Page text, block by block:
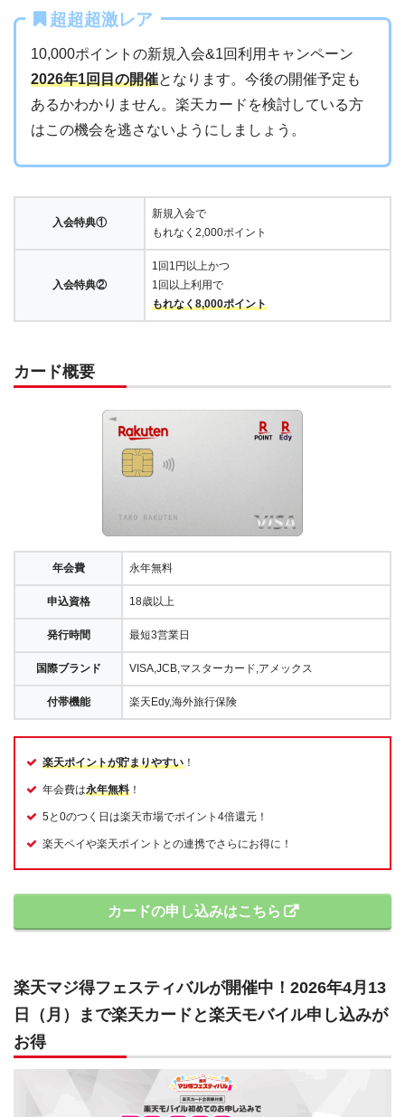
超超超激レア
10,000ポイントの新規入会&1回利用キャンペーン
2026年1回目の開催となります。今後の開催予定も
あるかわかりません。楽天カードを検討している方
はこの機会を逃さないようにしましょう。
入会特典①
新規入会で
もれなく2,000ポイント
入会特典②
1回1円以上かつ
1回以上利用で
もれなく8,000ポイント
カード概要
年会費 永年無料
申込資格 18歳以上
発行時間 最短3営業日
国際ブランド VISA,JCB,マスターカード,アメックス
付帯機能 楽天Edy,海外旅行保険
楽天ポイントが貯まりやすい ！
年会費は永年無料 ！
5と0のつく日は楽天市場でポイント4倍還元！
楽天ペイや楽天ポイントとの連携でさらにお得に！
カードの申し込みはこちら
楽天マジ得フェスティバルが開催中！2026年4月13
日（月）まで楽天カードと楽天モバイル申し込みが
お得